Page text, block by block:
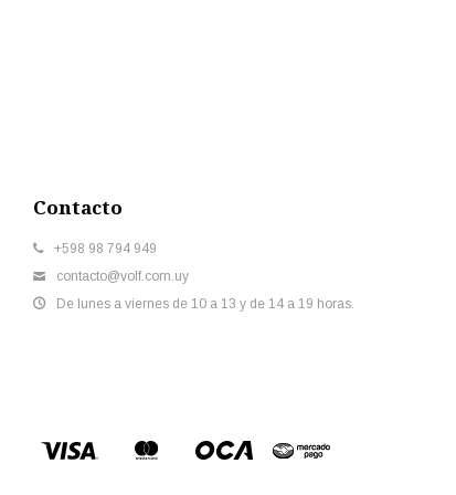
Contacto
+598 98 794 949
contacto@volf.com.uy
De lunes a viernes de 10 a 13 y de 14 a 19 horas.